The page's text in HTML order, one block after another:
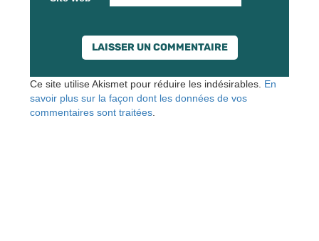
Ce site utilise Akismet pour réduire les indésirables. En
savoir plus sur la façon dont les données de vos
commentaires sont traitées